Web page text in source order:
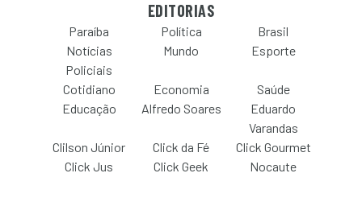
EDITORIAS
Paraíba Política
Brasil
Notícias
Policiais
Mundo Esporte
Cotidiano Economia
Saúde
Educação
Alfredo Soares
Eduardo
Varandas
Clilson Júnior
Click da Fé
Click Gourmet
Click Jus
Click Geek Nocaute